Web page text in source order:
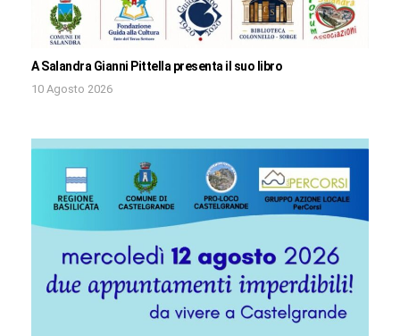
A Salandra Gianni Pittella presenta il suo libro
10 Agosto 2026